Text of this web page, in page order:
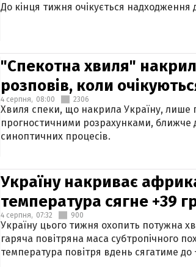
До кінця тижня очікується
"Спекотна хвиля"
розповів, коли
4 серпня, 08:00 2306
Хвиля спеки, що накрила Україну, лише
прогностичними розрахунками, ближче
синоптичних процесів.
Україну накриває
температура сягне +39
4 серпня, 07:32 900
Україну цього тижня охопить потужна
гаряча повітряна маса субтропічного
температура повітря вдень сягатиме до